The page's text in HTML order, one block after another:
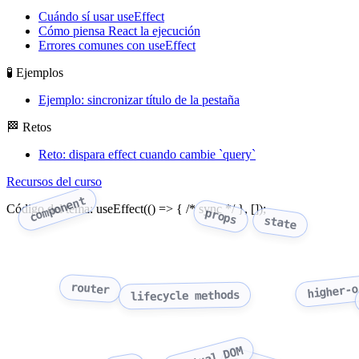
Cuándo sí usar useEffect
Cómo piensa React la ejecución
Errores comunes con useEffect
🧪 Ejemplos
Ejemplo: sincronizar título de la pestaña
🏁 Retos
Reto: dispara effect cuando cambie `query`
Recursos del curso
Código del tema: useEffect(() => { /* sync */ }, []);
component props state
router lifecycle methods higher-